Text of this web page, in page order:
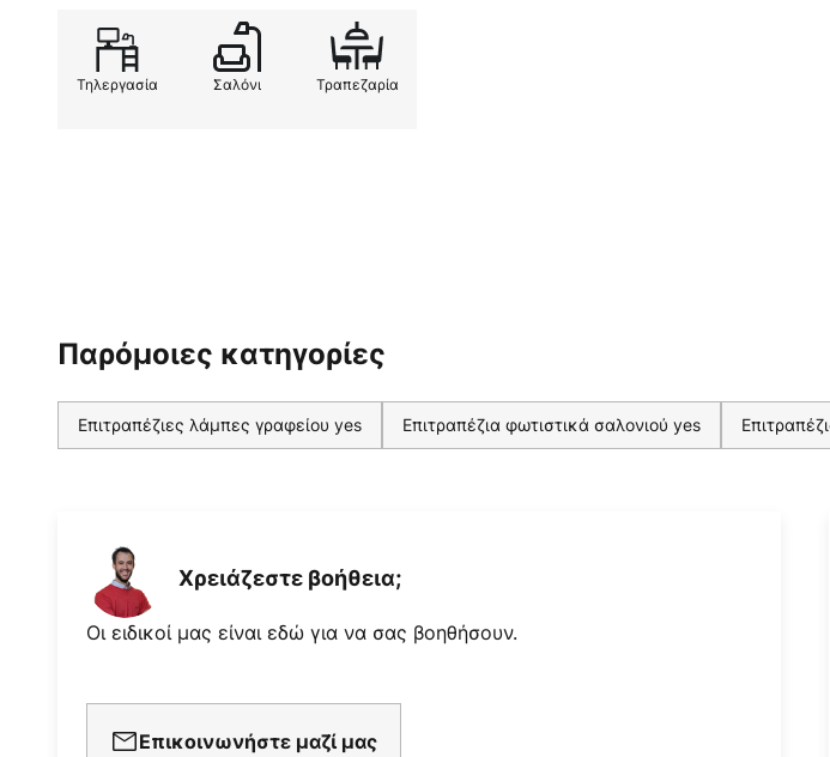
Τηλεργασία Σαλόνι Τραπεζαρία
Παρόμοιες κατηγορίες
Επιτραπέζιες λάμπες γραφείου yes Επιτραπέζια φωτιστικά σαλονιού yes
Χρειάζεστε βοήθεια;
Οι ειδικοί μας είναι εδώ για να σας βοηθήσουν.
Επικοινωνήστε μαζί μας